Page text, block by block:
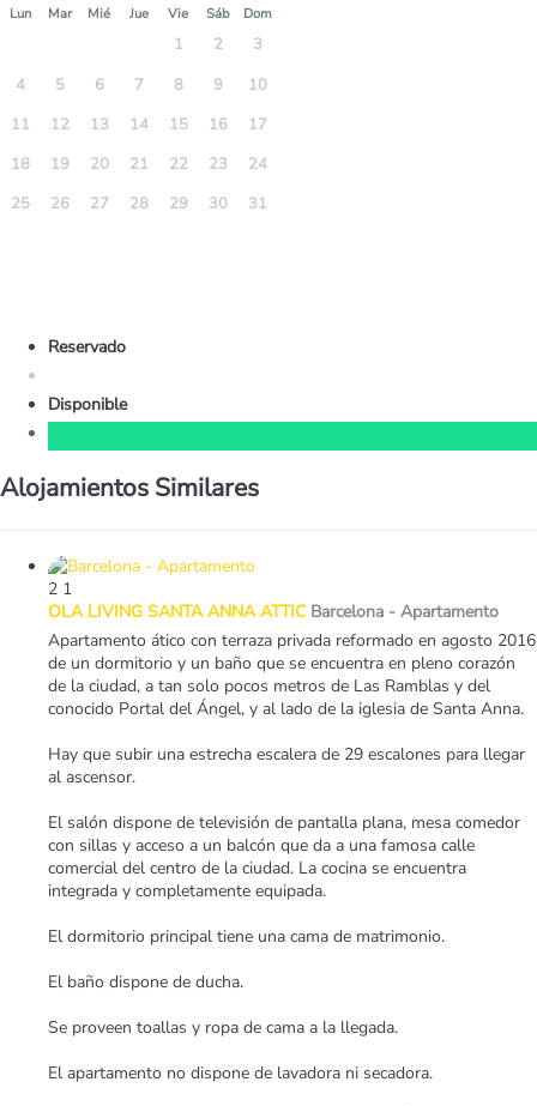
Lun Mar Mié Jue Vie Sáb Dom
1 2
3
4
5 6 7 8 9
10
11
12 13 14 15 16
17
18
19 20 21 22 23
24
25
26 27 28 29 30 31
Reservado
Disponible
Alojamientos Similares
2 1
OLA LIVING SANTA ANNA ATTIC Barcelona - Apartamento
Apartamento ático con terraza privada reformado en agosto 2016
de un dormitorio y un baño que se encuentra en pleno corazón
de la ciudad, a tan solo pocos metros de Las Ramblas y del
conocido Portal del Ángel, y al lado de la iglesia de Santa Anna.
Hay que subir una estrecha escalera de 29 escalones para llegar
al ascensor.
El salón dispone de televisión de pantalla plana, mesa comedor
con sillas y acceso a un balcón que da a una famosa calle
comercial del centro de la ciudad. La cocina se encuentra
integrada y completamente equipada.
El dormitorio principal tiene una cama de matrimonio.
El baño dispone de ducha.
Se proveen toallas y ropa de cama a la llegada.
El apartamento no dispone de lavadora ni secadora.